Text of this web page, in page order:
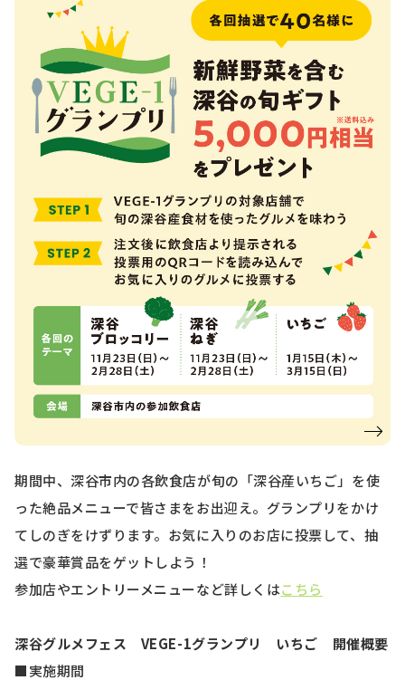
期間中、深谷市内の各飲食店が旬の「深谷産いちご」を使
った絶品メニューで皆さまをお出迎え。グランプリをかけ
てしのぎをけずります。お気に入りのお店に投票して、抽
選で豪華賞品をゲットしよう！
参加店やエントリーメニューなど詳しくはこちら
深谷グルメフェス VEGE-1グランプリ いちご 開催概要
■実施期間